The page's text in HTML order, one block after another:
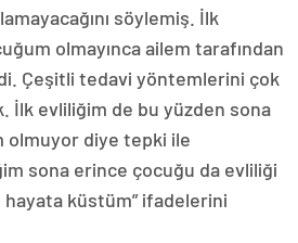
söylemiş. İlk
olmayınca ailem tarafından
Çeşitli tedavi yöntemlerini çok
İlk evliliğim de bu yüzden sona
olmuyor diye tepki ile
sona erince çocuğu da evliliği
küstüm” ifadelerini